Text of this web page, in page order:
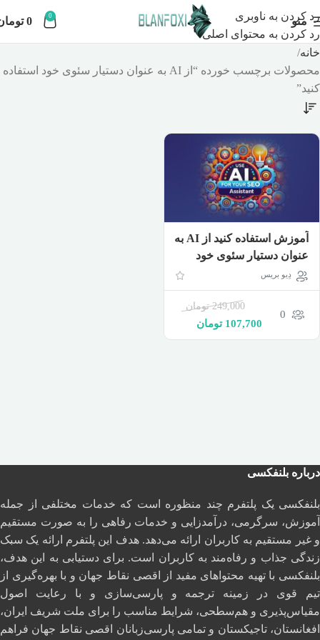
رد کردن به ناوبری
رد کردن به محتوای اصلی
منو 0
0
خانه
محصولات برچسب خورده “از AI به عنوان دستیار سئوی خود استفاده
کنید”
آموزش استفاده کنید از AI به
عنوان دستیار سئوی خود
دِیو بریس
0
249,000 تومان
107,700 تومان
درباره بلنفکسی
بلنفکسی یک پلتفرم چند منظوره است که خدمات مختلفی از جمله
آموزش، سرگرمی، درآمدزایی و خدمات رفاهی را به صورت مستقیم
و غیر مستقیم به کاربران ارائه می‌دهد. هدف این پلتفرم ارائه یک سبک
زندگی جذاب و رفاه‌مند به کاربران است. برای دستیابی به این هدف،
بلنفکسی با تهیه محتواهای مفید از اقصی نقاط جهان و با بهره‌گیری از
تیم قوی در زمینه ترجمه و پارسی‌سازی و با رعایت اصول
مقیاس‌پذیری و هم‌سطحی، شرایط مناسب را برای ملت شریف ایران،
افغانستان، تاجیکستان و تمامی پارسی‌زبانان اقصی نقاط جهان فراهم